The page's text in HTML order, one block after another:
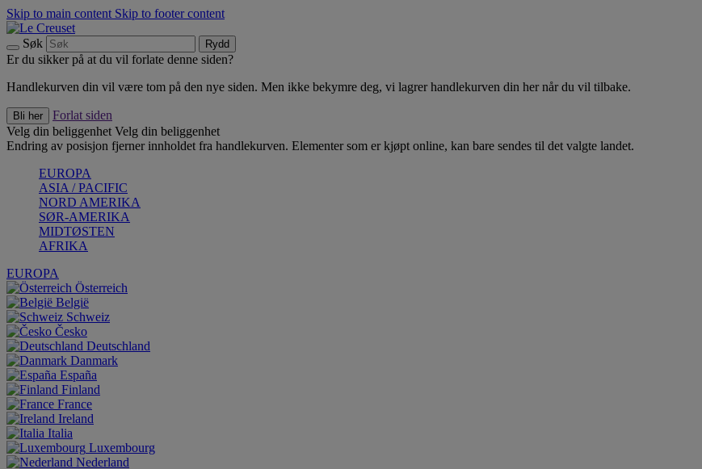
Skip to main content Skip to footer content
Søk Rydd
Er du sikker på at du vil forlate denne siden?
Handlekurven din vil være tom på den nye siden. Men ikke bekymre deg, vi lagrer handlekurven din her når du vil tilbake.
Bli her
Forlat siden
Velg din beliggenhet Velg din beliggenhet
Endring av posisjon fjerner innholdet fra handlekurven. Elementer som er kjøpt online, kan bare sendes til det valgte landet.
EUROPA
ASIA / PACIFIC
NORD AMERIKA
SØR-AMERIKA
MIDTØSTEN
AFRIKA
EUROPA
Österreich
België
Schweiz
Česko
Deutschland
Danmark
España
Finland
France
Ireland
Italia
Luxembourg
Nederland